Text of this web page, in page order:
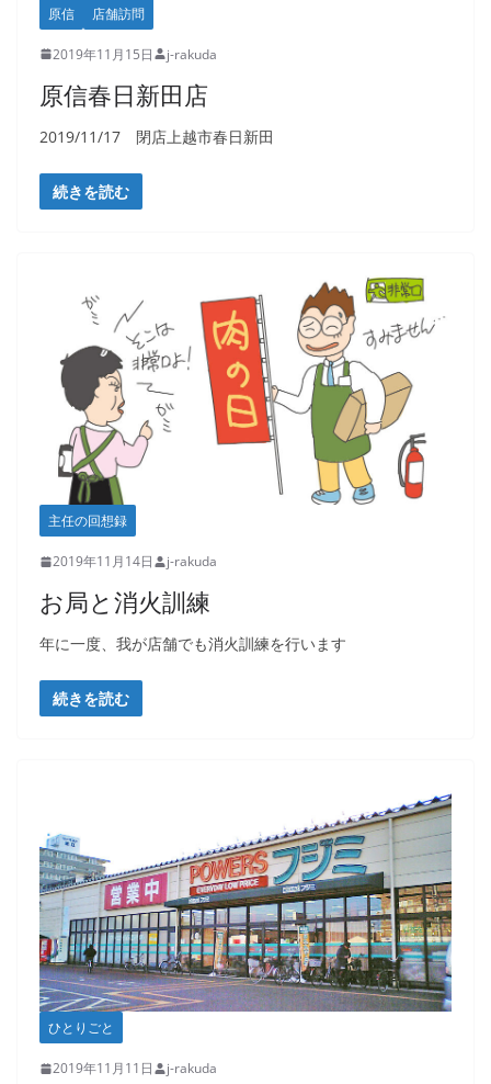
原信 店舗訪問
2019年11月15日 j-rakuda
原信春日新田店
2019/11/17 閉店上越市春日新田
続きを読む
主任の回想録
2019年11月14日 j-rakuda
お局と消火訓練
年に一度、我が店舗でも消火訓練を行います
続きを読む
ひとりごと
2019年11月11日 j-rakuda